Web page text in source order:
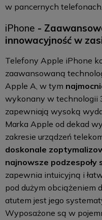
w pancernych telefonach.
iPhone -
innowacyjność w
Telefony Apple iPhone
zaawansowaną
Apple A, w tym
wykonany w technologii
zapewniają wysoką
Marka Apple od dekad
zakresie urządzeń
doskonale
najnowsze podzespoły
zapewnia intuicyjną i
pod dużym obciążeniem
atutem jest jego
Wyposażone są w